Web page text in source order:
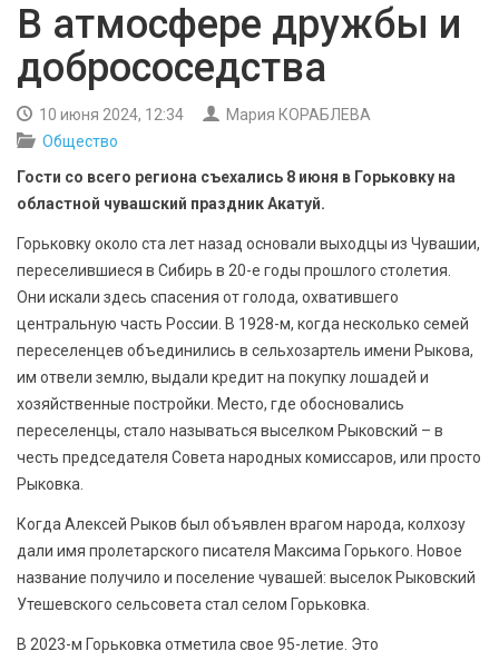
КУЛЬТУРА
БЕЗОПАСНОСТЬ
В атмосфере дружбы и
добрососедства
10 июня 2024, 12:34
Мария КОРАБЛЕВА
Общество
Гости со всего региона съехались 8 июня в Горьковку на
областной чувашский праздник Акатуй.
Горьковку около ста лет назад основали выходцы из Чувашии,
переселившиеся в Сибирь в 20-е годы прошлого столетия.
Они искали здесь спасения от голода, охватившего
центральную часть России. В 1928-м, когда несколько семей
переселенцев объединились в сельхозартель имени Рыкова,
им отвели землю, выдали кредит на покупку лошадей и
хозяйственные постройки. Место, где обосновались
переселенцы, стало называться выселком Рыковский – в
честь председателя Совета народных комиссаров, или просто
Рыковка.
Когда Алексей Рыков был объявлен врагом народа, колхозу
дали имя пролетарского писателя Максима Горького. Новое
название получило и поселение чувашей: выселок Рыковский
Утешевского сельсовета стал селом Горьковка.
В 2023-м Горьковка отметила свое 95-летие. Это